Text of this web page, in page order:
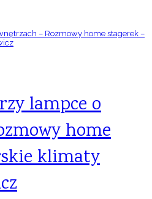
lampce o
home
klimaty